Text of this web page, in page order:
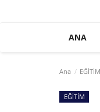
ANA
Ana EĞİTİM
EĞİTİM